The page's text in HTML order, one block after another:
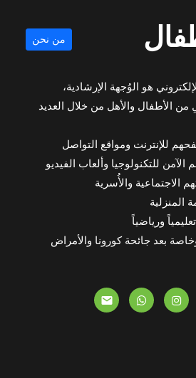
من نحن
هو الوُجهة الإرشادية،
من الأطفال والأهل من خلال العديد
للإنترنت ومواقع التواصل
للتكنولوجيا وألعاب الفيديو
الاجتماعية والأُسرية
المنزلية
ورياضياً
بعد جائحة كورونا والأمراض